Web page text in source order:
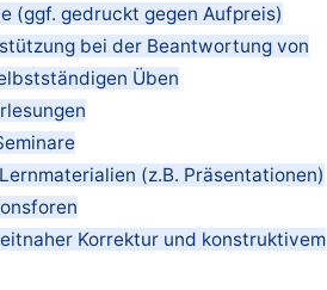
(ggf. gedruckt gegen Aufpreis)
bei der Beantwortung von
Üben
(z.B. Präsentationen)
Korrektur und konstruktivem